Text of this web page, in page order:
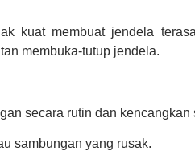
kuat membuat jendela
membuka-tutup jendela.
secara rutin dan kencangkan
sambungan yang rusak.